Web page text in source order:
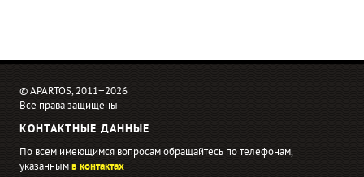
© APARTOS, 2011−2026
Все права защищены
КОНТАКТНЫЕ ДАННЫЕ
По всем имеющимся вопросам обращайтесь по телефонам,
указаннымв контактах